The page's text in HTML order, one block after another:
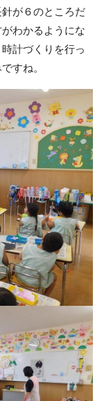
が６のところだ
わかるようにな
計づくりを行っ
すね。